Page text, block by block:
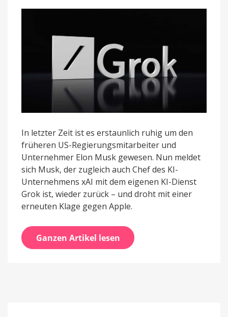
In letzter Zeit ist es erstaunlich ruhig um den
früheren US-Regierungsmitarbeiter und
Unternehmer Elon Musk gewesen. Nun meldet
sich Musk, der zugleich auch Chef des KI-
Unternehmens xAI mit dem eigenen KI-Dienst
Grok ist, wieder zurück – und droht mit einer
erneuten Klage gegen Apple.
Ganzen Artikel lesen